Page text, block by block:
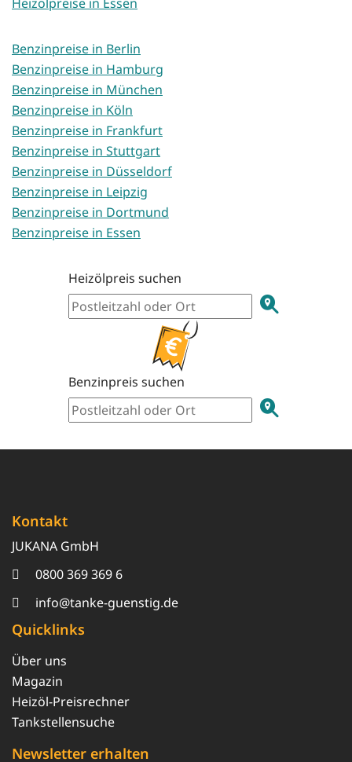
Benzinpreise in Berlin
Benzinpreise in Hamburg
Benzinpreise in München
Benzinpreise in Köln
Benzinpreise in Frankfurt
Benzinpreise in Stuttgart
Benzinpreise in Düsseldorf
Benzinpreise in Leipzig
Benzinpreise in Dortmund
Benzinpreise in Essen
Heizölpreis suchen
Benzinpreis suchen
Kontakt
JUKANA GmbH
0800 369 369 6
info@tanke-guenstig.de
Quicklinks
Über uns
Magazin
Heizöl-Preisrechner
Tankstellensuche
Newsletter erhalten